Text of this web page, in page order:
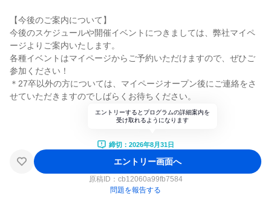
【今後のご案内について】
今後のスケジュールや開催イベントにつきましては、弊社マイペ
ージよりご案内いたします。
各種イベントはマイページからご予約いただけますので、ぜひご
参加ください！
＊27卒以外の方については、マイページオープン後にご連絡をさ
せていただきますのでしばらくお待ちください。
エントリーするとプログラムの詳細案内を
受け取れるようになります
締切：2026年8月31日
エントリー画面へ
原稿ID： cb12060a99fb7584
問題を報告する